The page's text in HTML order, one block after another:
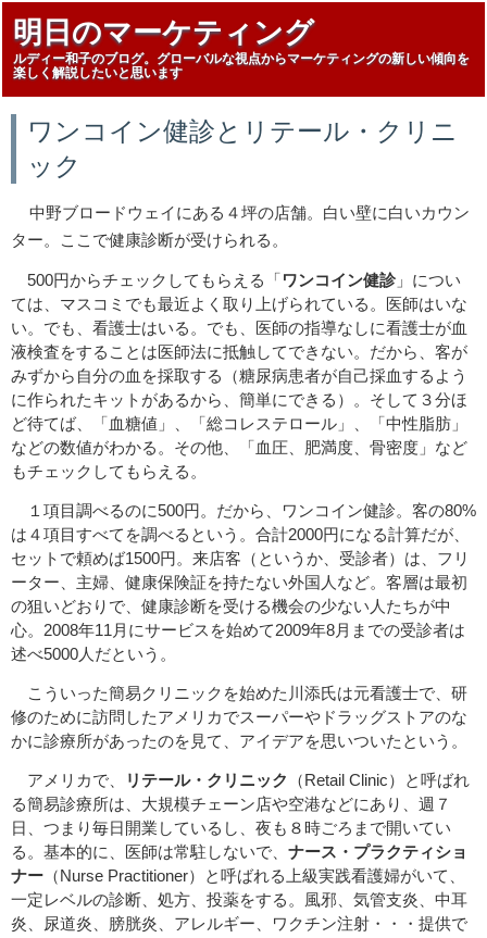
明日のマーケティング
ルディー和子のブログ。グローバルな視点からマーケティングの新しい傾向を
楽しく解説したいと思います
ワンコイン健診とリテール・クリニ
ック
中野ブロードウェイにある４坪の店舗。白い壁に白いカウン
ター。ここで健康診断が受けられる。
500円からチェックしてもらえる「 ワンコイン健診 」につい
ては、マスコミでも最近よく取り上げられている。医師はいな
い。でも、看護士はいる。でも、医師の指導なしに看護士が血
液検査をすることは医師法に抵触してできない。だから、客が
みずから自分の血を採取する（糖尿病患者が自己採血するよう
に作られたキットがあるから、簡単にできる）。そして３分ほ
ど待てば、「血糖値」、「総コレステロール」、「中性脂肪」
などの数値がわかる。その他、「血圧、肥満度、骨密度」など
もチェックしてもらえる。
１項目調べるのに500円。だから、ワンコイン健診。客の80%
は４項目すべてを調べるという。合計2000円になる計算だが、
セットで頼めば1500円。来店客（というか、受診者）は、フリ
ーター、主婦、健康保険証を持たない外国人など。客層は最初
の狙いどおりで、健康診断を受ける機会の少ない人たちが中
心。2008年11月にサービスを始めて2009年8月までの受診者は
述べ5000人だという。
こういった簡易クリニックを始めた川添氏は元看護士で、研
修のために訪問したアメリカでスーパーやドラッグストアのな
かに診療所があったのを見て、アイデアを思いついたという。
アメリカで、 リテール・クリニック
（Retail Clinic）と呼ばれ
る簡易診療所は、大規模チェーン店や空港などにあり、週７
日、つまり毎日開業しているし、夜も８時ごろまで開いてい
る。基本的に、医師は常駐しないで、 ナース・プラクティショ
ナー （Nurse Practitioner）と呼ばれる上級実践看護婦がいて、
一定レベルの診断、処方、投薬をする。風邪、気管支炎、中耳
炎、尿道炎、膀胱炎、アレルギー、ワクチン注射・・・提供で